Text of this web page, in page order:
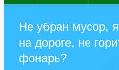
Не убран мусор,
на дороге, не
фонарь?